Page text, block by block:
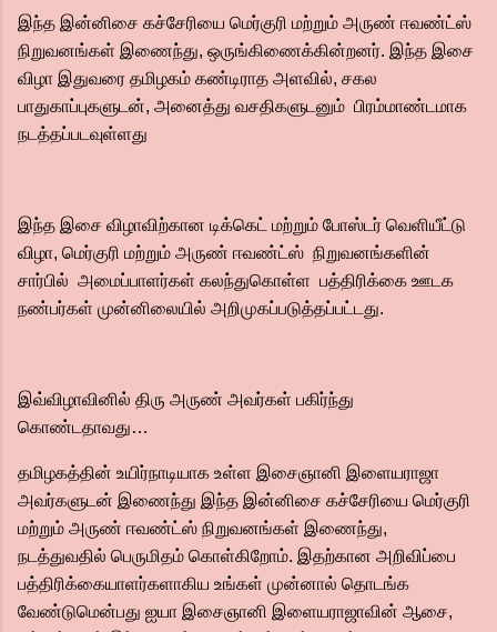
இந்த இன்னிசை கச்சேரியை மெர்குரி மற்றும் அருண் ஈவண்ட்ஸ்
நிறுவனங்கள் இணைந்து, ஒருங்கிணைக்கின்றனர். இந்த இசை
விழா இதுவரை தமிழகம் கண்டிராத அளவில், சகல
பாதுகாப்புகளுடன், அனைத்து வசதிகளுடனும் பிரம்மாண்டமாக
நடத்தப்படவுள்ளது
இந்த இசை விழாவிற்கான டிக்கெட் மற்றும் போஸ்டர் வெளியீட்டு
விழா, மெர்குரி மற்றும் அருண் ஈவண்ட்ஸ் நிறுவனங்களின்
சார்பில் அமைப்பாளர்கள் கலந்துகொள்ள பத்திரிக்கை ஊடக
நண்பர்கள் முன்னிலையில் அறிமுகப்படுத்தப்பட்டது.
இவ்விழாவினில் திரு அருண் அவர்கள் பகிர்ந்து
கொண்டதாவது…
தமிழகத்தின் உயிர்நாடியாக உள்ள இசைஞானி இளையராஜா
அவர்களுடன் இணைந்து இந்த இன்னிசை கச்சேரியை மெர்குரி
மற்றும் அருண் ஈவண்ட்ஸ் நிறுவனங்கள் இணைந்து,
நடத்துவதில் பெருமிதம் கொள்கிறோம். இதற்கான அறிவிப்பை
பத்திரிக்கையாளர்களாகிய உங்கள் முன்னால் தொடங்க
வேண்டுமென்பது ஐயா இசைஞானி இளையராஜாவின் ஆசை,